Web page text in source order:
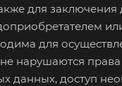
для
для
нарушаются
данных, доступ